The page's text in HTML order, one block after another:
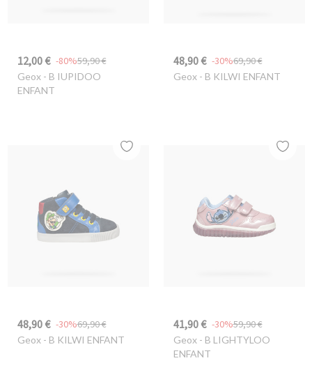
12,00 € 59,90 €
-80%
Geox- B IUPIDOO
ENFANT
48,90 € 69,90 €
-30%
Geox- B KILWI ENFANT
48,90 € 69,90 €
-30%
Geox- B KILWI ENFANT
41,90 € 59,90 €
-30%
Geox- B LIGHTYLOO
ENFANT